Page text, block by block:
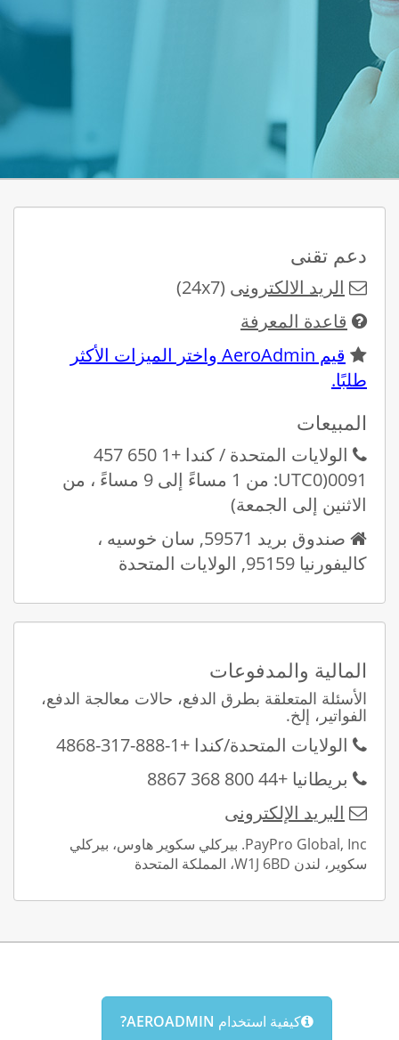
جهات الاتصال و الدعمt
يسعد فريقنا دائماً بمساعدتك فى منح
التراخيص والمشكلات الفنية
دعم تقنى
الريد الالكترونى (24x7)
قاعدة المعرفة
قيم AeroAdmin واختر الميزات الأكثر
طلبًا.
المبيعات
الولايات المتحدة / كندا +1 650 457
0091(UTC0: من 1 مساءً إلى 9 مساءً ، من
الاثنين إلى الجمعة)
صندوق بريد 59571, سان خوسيه ،
كاليفورنيا 95159, الولايات المتحدة
المالية والمدفوعات
الأسئلة المتعلقة بطرق الدفع، حالات معالجة الدفع،
الفواتير، إلخ.
الولايات المتحدة/كندا +1-888-317-4868
بريطانيا +44 800 368 8867
البريد الإلكترونى
PayPro Global, Inc. بيركلي سكوير هاوس، بيركلي
سكوير، لندن W1J 6BD، المملكة المتحدة
كيفية استخدام AEROADMIN?